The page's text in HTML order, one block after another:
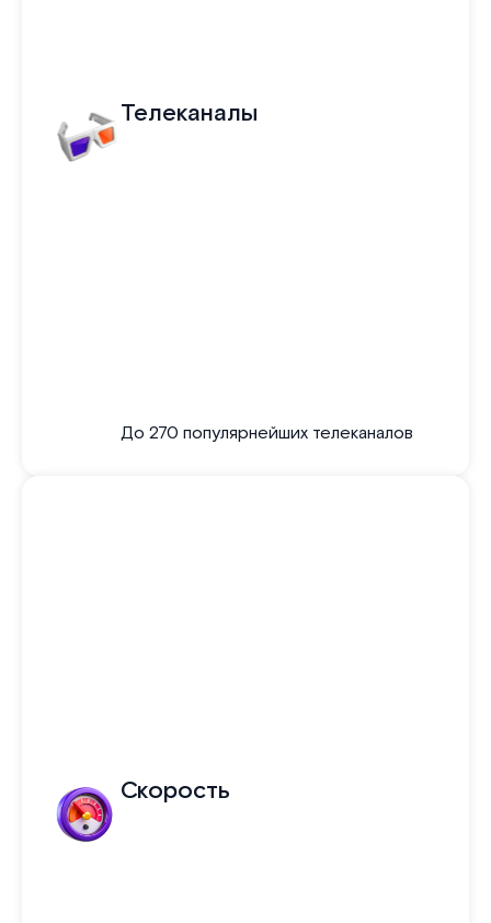
Телеканалы
До 270 популярнейших телеканалов
Скорость